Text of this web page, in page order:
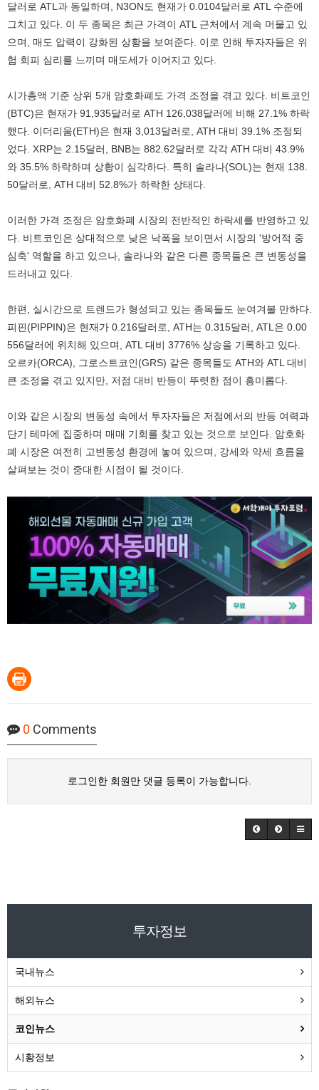
달러로 ATL과 동일하며, N3ON도 현재가 0.0104달러로 ATL 수준에
그치고 있다. 이 두 종목은 최근 가격이 ATL 근처에서 계속 머물고 있
으며, 매도 압력이 강화된 상황을 보여준다. 이로 인해 투자자들은 위
험 회피 심리를 느끼며 매도세가 이어지고 있다.
시가총액 기준 상위 5개 암호화폐도 가격 조정을 겪고 있다. 비트코인
(BTC)은 현재가 91,935달러로 ATH 126,038달러에 비해 27.1% 하락
했다. 이더리움(ETH)은 현재 3,013달러로, ATH 대비 39.1% 조정되
었다. XRP는 2.15달러, BNB는 882.62달러로 각각 ATH 대비 43.9%
와 35.5% 하락하며 상황이 심각하다. 특히 솔라나(SOL)는 현재 138.
50달러로, ATH 대비 52.8%가 하락한 상태다.
이러한 가격 조정은 암호화폐 시장의 전반적인 하락세를 반영하고 있
다. 비트코인은 상대적으로 낮은 낙폭을 보이면서 시장의 '방어적 중
심축' 역할을 하고 있으나, 솔라나와 같은 다른 종목들은 큰 변동성을
드러내고 있다.
한편, 실시간으로 트렌드가 형성되고 있는 종목들도 눈여겨볼 만하다.
피핀(PIPPIN)은 현재가 0.216달러로, ATH는 0.315달러, ATL은 0.00
556달러에 위치해 있으며, ATL 대비 3776% 상승을 기록하고 있다.
오르카(ORCA), 그로스트코인(GRS) 같은 종목들도 ATH와 ATL 대비
큰 조정을 겪고 있지만, 저점 대비 반등이 뚜렷한 점이 흥미롭다.
이와 같은 시장의 변동성 속에서 투자자들은 저점에서의 반등 여력과
단기 테마에 집중하며 매매 기회를 찾고 있는 것으로 보인다. 암호화
폐 시장은 여전히 고변동성 환경에 놓여 있으며, 강세와 약세 흐름을
살펴보는 것이 중대한 시점이 될 것이다.
0 Comments
로그인한 회원만 댓글 등록이 가능합니다.
투자정보
국내뉴스
해외뉴스
코인뉴스
시황정보